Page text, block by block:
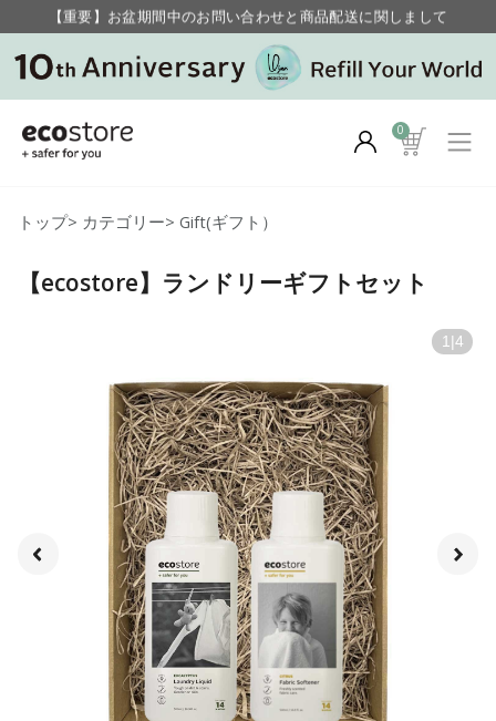
【重要】お盆期間中のお問い合わせと商品配送に関しまして
毎月お得にポイントが貯まる！ “月のポイントアップデー”
0
トップ> カテゴリー> Gift(ギフト）
【ecostore】ランドリーギフトセット
1 |4